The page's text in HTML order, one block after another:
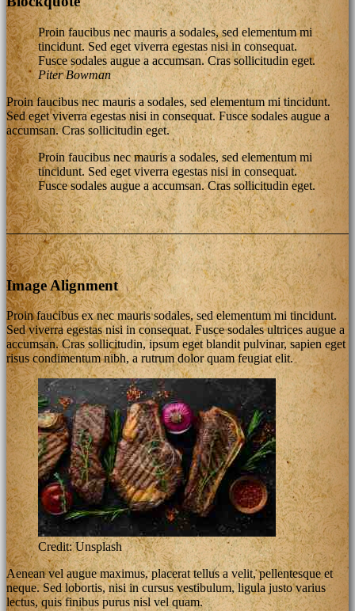
Proin faucibus nec mauris a sodales, sed elementum mi
tincidunt. Sed eget viverra egestas nisi in consequat.
Fusce sodales augue a accumsan. Cras sollicitudin eget.
Piter Bowman
Proin faucibus nec mauris a sodales, sed elementum mi tincidunt.
Sed eget viverra egestas nisi in consequat. Fusce sodales augue a
accumsan. Cras sollicitudin eget.
Proin faucibus nec mauris a sodales, sed elementum mi
tincidunt. Sed eget viverra egestas nisi in consequat.
Fusce sodales augue a accumsan. Cras sollicitudin eget.
Image Alignment
Proin faucibus ex nec mauris sodales, sed elementum mi tincidunt.
Sed viverra egestas nisi in consequat. Fusce sodales ultrices augue a
accumsan. Cras sollicitudin, ipsum eget blandit pulvinar, sapien eget
risus condimentum nibh, a rutrum dolor quam feugiat elit.
Credit: Unsplash
Aenean vel augue maximus, placerat tellus a velit, pellentesque et
neque. Sed lobortis, nisi in cursus vestibulum, ligula justo varius
lectus, quis finibus purus nisl vel quam.